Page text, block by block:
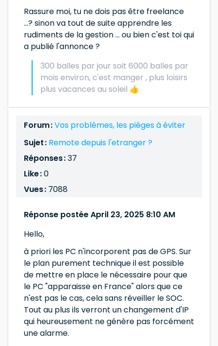
Rassure moi, tu ne dois pas être freelance
...? sinon va tout de suite apprendre les
rudiments de la gestion ... ou bien c'est toi qui
a publié l'annonce ?
300 balles par jour soit 6000 balles par
mois environ, c'est manger , plus loisirs
plus vacances au soleil 👍
Forum :Vos problèmes, les pièges à éviter
Sujet : Remote depuis l'etranger ?
Réponses :37
Like :0
Vues : 7088
Réponse postée April 23, 2025 8:10 AM
Hello,
à priori les PC n'incorporent pas de GPS. Sur
le plan purement technique il est possible
de mettre en place le nécessaire pour que
le PC "apparaisse en France" alors que ce
n'est pas le cas, cela sans réveiller le SOC.
Tout au plus ils verront un changement d'IP
qui heureusement ne génère pas forcément
une alarme.